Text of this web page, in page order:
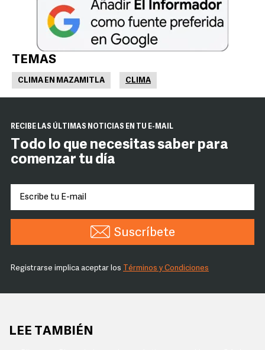
TEMAS
CLIMA EN MAZAMITLA CLIMA
RECIBE LAS ÚLTIMAS NOTICIAS EN TU E-MAIL
Todo lo que necesitas saber para
comenzar tu día
Suscríbete
Registrarse implica aceptar los Términos y Condiciones
LEE TAMBIÉN